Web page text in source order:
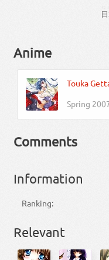
Anime
Touka
Spring
Comments
Information
Ranking:
Relevant